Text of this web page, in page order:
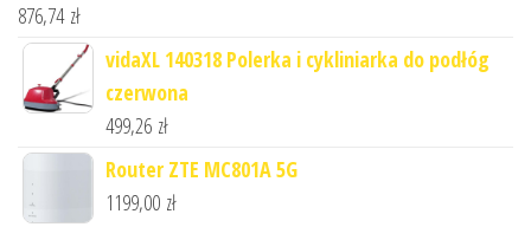
876,74 zł
vidaXL 140318 Polerka i cykliniarka do podłóg
czerwona
499,26 zł
Router ZTE MC801A 5G
1199,00 zł